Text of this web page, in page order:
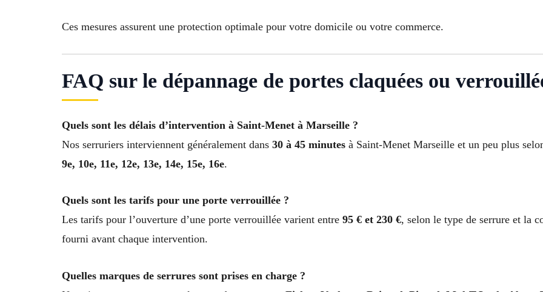
Ces mesures assurent une protection optimale pour votre domicile ou votre commerce.
FAQ sur le dépannage de portes claquées ou
Quels sont les délais d’intervention à Saint-Menet à Marseille ?
Nos serruriers interviennent généralement dans 30 à 45 minutes à Saint-Menet Marseille et un peu plus
9e, 10e, 11e, 12e, 13e, 14e, 15e, 16e.
Quels sont les tarifs pour une porte verrouillée ?
Les tarifs pour l’ouverture d’une porte verrouillée varient entre 95 € et 230 €, selon le type de serrure et la
fourni avant chaque intervention.
Quelles marques de serrures sont prises en charge ?